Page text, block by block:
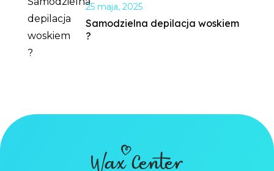
25 maja, 2025
Samodzielna depilacja woskiem
?